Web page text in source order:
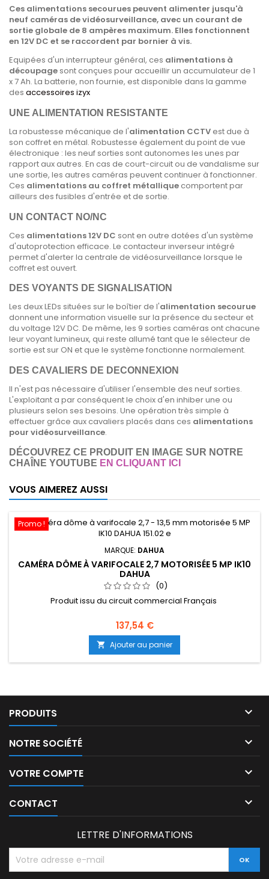
Ces alimentations secourues peuvent alimenter jusqu'à
neuf caméras de vidéosurveillance, avec un courant de
sortie globale de 8 ampères maximum. Elles fonctionnent
en 12V DC et se raccordent par bornier à vis.
Equipées d'un interrupteur général, ces alimentations à
découpage sont conçues pour accueillir un accumulateur de 1
x 7 Ah. La batterie, non fournie, est disponible dans la gamme
des accessoires izyx
UNE ALIMENTATION RESISTANTE
La robustesse mécanique de l'alimentation CCTV est due à
son coffret en métal. Robustesse également du point de vue
électronique : les neuf sorties sont autonomes les unes par
rapport aux autres. En cas de court-circuit ou de vandalisme sur
une sortie, les autres caméras peuvent continuer à fonctionner.
Ces alimentations au coffret métallique comportent par
ailleurs des fusibles d'entrée et de sortie.
UN CONTACT NO/NC
Ces alimentations 12V DC sont en outre dotées d'un système
d'autoprotection efficace. Le contacteur inverseur intégré
permet d'alerter la centrale de vidéosurveillance lorsque le
coffret est ouvert.
DES VOYANTS DE SIGNALISATION
Les deux LEDs situées sur le boîtier de l'alimentation secourue
donnent une information visuelle sur la présence du secteur et
du voltage 12V DC. De même, les 9 sorties caméras ont chacune
leur voyant lumineux, qui reste allumé tant que le sélecteur de
sortie est sur ON et que le système fonctionne normalement.
DES CAVALIERS DE DECONNEXION
Il n'est pas nécessaire d'utiliser l'ensemble des neuf sorties.
L'exploitant a par conséquent le choix d'en inhiber une ou
plusieurs selon ses besoins. Une opération très simple à
effectuer grâce aux cavaliers placés dans ces alimentations
pour vidéosurveillance.
DÉCOUVREZ CE PRODUIT EN IMAGE SUR NOTRE
CHAÎNE YOUTUBE EN CLIQUANT ICI
VOUS AIMEREZ AUSSI
Promo !
MARQUE: DAHUA
CAMÉRA DÔME À VARIFOCALE 2,7 MOTORISÉE 5 MP IK10
DAHUA
(0)
Produit issu du circuit commercial Français
137,54 €
 Ajouter au panier
PRODUITS 
NOTRE SOCIÉTÉ 
VOTRE COMPTE 
CONTACT 
LETTRE D'INFORMATIONS